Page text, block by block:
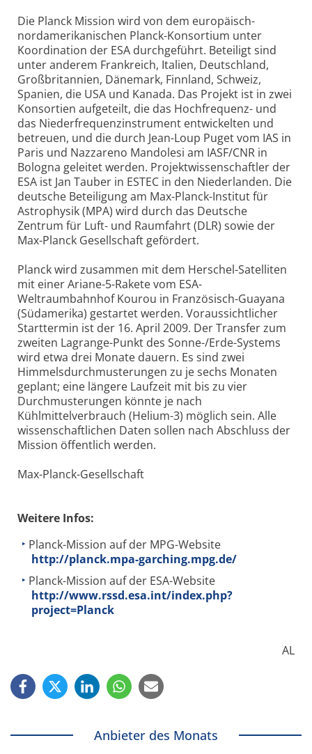
Die Planck Mission wird von dem europäisch-
nordamerikanischen Planck-Konsortium unter
Koordination der ESA durchgeführt. Beteiligt sind
unter anderem Frankreich, Italien, Deutschland,
Großbritannien, Dänemark, Finnland, Schweiz,
Spanien, die USA und Kanada. Das Projekt ist in zwei
Konsortien aufgeteilt, die das Hochfrequenz- und
das Niederfrequenzinstrument entwickelten und
betreuen, und die durch Jean-Loup Puget vom IAS in
Paris und Nazzareno Mandolesi am IASF/CNR in
Bologna geleitet werden. Projektwissenschaftler der
ESA ist Jan Tauber in ESTEC in den Niederlanden. Die
deutsche Beteiligung am Max-Planck-Institut für
Astrophysik (MPA) wird durch das Deutsche
Zentrum für Luft- und Raumfahrt (DLR) sowie der
Max-Planck Gesellschaft gefördert.
Planck wird zusammen mit dem Herschel-Satelliten
mit einer Ariane-5-Rakete vom ESA-
Weltraumbahnhof Kourou in Französisch-Guayana
(Südamerika) gestartet werden. Voraussichtlicher
Starttermin ist der 16. April 2009. Der Transfer zum
zweiten Lagrange-Punkt des Sonne-/Erde-Systems
wird etwa drei Monate dauern. Es sind zwei
Himmelsdurchmusterungen zu je sechs Monaten
geplant; eine längere Laufzeit mit bis zu vier
Durchmusterungen könnte je nach
Kühlmittelverbrauch (Helium-3) möglich sein. Alle
wissenschaftlichen Daten sollen nach Abschluss der
Mission öffentlich werden.
Max-Planck-Gesellschaft
Weitere Infos:
Planck-Mission auf der MPG-Website
http://planck.mpa-garching.mpg.de/
Planck-Mission auf der ESA-Website
http://www.rssd.esa.int/index.php?
project=Planck
AL
Anbieter des Monats